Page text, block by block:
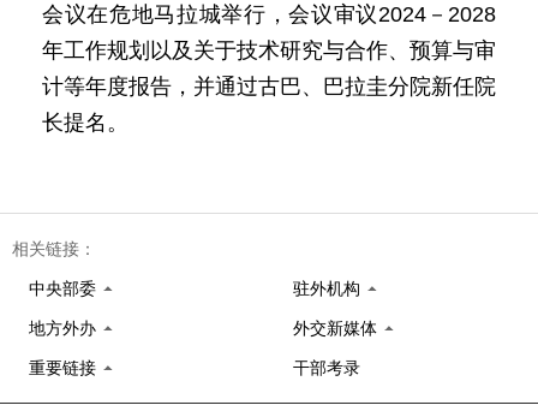
会议在危地马拉城举行，会议审议2024－2028
年工作规划以及关于技术研究与合作、预算与审
计等年度报告，并通过古巴、巴拉圭分院新任院
长提名。
相关链接：
中央部委 驻外机构
地方外办 外交新媒体
重要链接 干部考录